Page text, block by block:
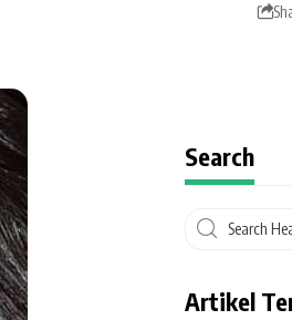
Search
Artikel